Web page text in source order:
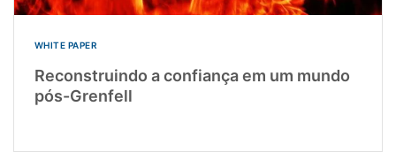
WHITE PAPER
Reconstruindo a confiança em um mundo
pós-Grenfell